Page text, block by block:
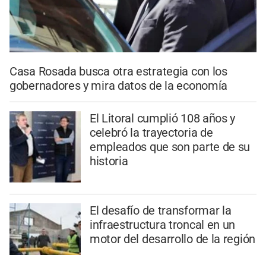
Casa Rosada busca otra estrategia con los
gobernadores y mira datos de la economía
El Litoral cumplió 108 años y
celebró la trayectoria de
empleados que son parte de su
historia
El desafío de transformar la
infraestructura troncal en un
motor del desarrollo de la región